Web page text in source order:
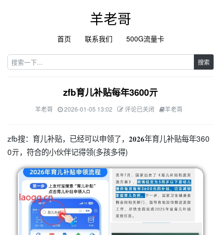
羊老哥
首页 联系我们 500G流量卡
搜索
zfb育儿补贴每年3600亓
羊老哥 2026-01-05 13:02 评论已关闭 羊老哥
zfb搜：育儿补贴，已经可以申领了，𝟐𝟎𝟐𝟔年育儿补贴每年360
0亓，符合的小伙伴记得领(多孩多得)